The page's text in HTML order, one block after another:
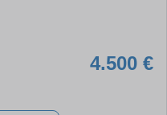
4.500 €